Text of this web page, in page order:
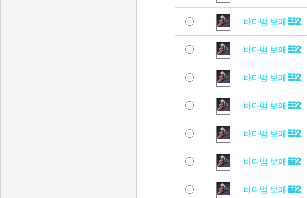
바다뱀 보패
바다뱀 보패
바다뱀 보패
바다뱀 보패
바다뱀 보패
바다뱀 보패
바다뱀 보패